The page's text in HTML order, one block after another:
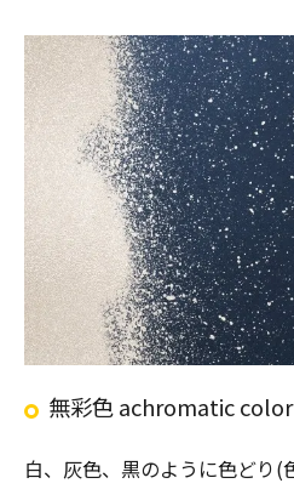
無彩色 achromatic color
白、灰色、黒のように色どり